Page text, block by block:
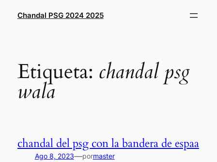
Chandal PSG 2024 2025
Etiqueta: chandal psg
wala
chandal del psg con la bandera de espaa
Ago 8, 2023—pormaster